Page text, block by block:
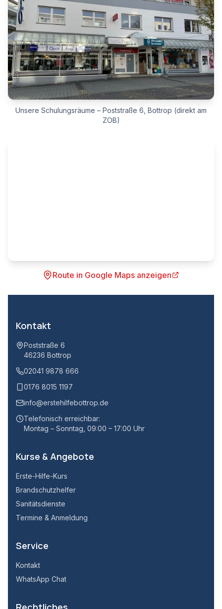
Unsere Schulungsräume – Poststraße 6, Bottrop (direkt am
ZOB)
Route in Google Maps anzeigen
Kontakt
Poststraße 6
46236 Bottrop
02041 9878 666
0176 8015 1197
info@erstehilfebottrop.de
Telefonisch erreichbar:
Montag – Sonntag, 09:00 – 17:00 Uhr
Kurse & Angebote
Erste-Hilfe-Kurs
Brandschutzhelfer
Sanitätsdienste
Termine & Anmeldung
Service
Kontakt
WhatsApp Chat